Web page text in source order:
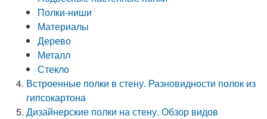
Полки-ниши
Материалы
Дерево
Металл
Стекло
Встроенные полки в стену. Разновидности полок из
гипсокартона
Дизайнерские полки на стену. Обзор видов